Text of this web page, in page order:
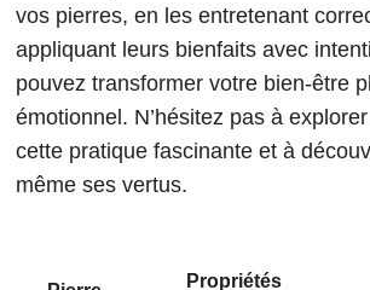
vos pierres, en les entretenant
appliquant leurs bienfaits avec
pouvez transformer votre bien-être
émotionnel. N’hésitez pas à
cette pratique fascinante et à
même ses vertus.
Propriétés